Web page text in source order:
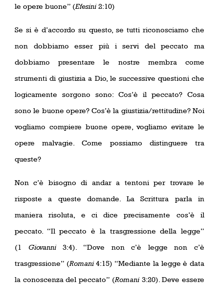
le opere buone” (Efesini2:10)
Se si è d’accordo su questo, se tutti riconosciamo che
non dobbiamo esser più i servi del peccato ma
dobbiamo presentare le nostre membra come
strumenti di giustizia a Dio, le successive questioni che
logicamente sorgono sono: Cos’è il peccato? Cosa
sono le buone opere? Cos’è la giustizia/rettitudine? Noi
vogliamo compiere buone opere, vogliamo evitare le
opere malvagie. Come possiamo distinguere tra
queste?
Non c’è bisogno di andar a tentoni per trovare le
risposte a queste domande. La Scrittura parla in
maniera risoluta, e ci dice precisamente cos’è il
peccato. “Il peccato è la trasgressione della legge”
(1 Giovanni3:4). “Dove non c’è legge non c’è
trasgressione” (Romani4:15) “Mediante la legge è data
la conoscenza del peccato” (Romani3:20). Deve essere